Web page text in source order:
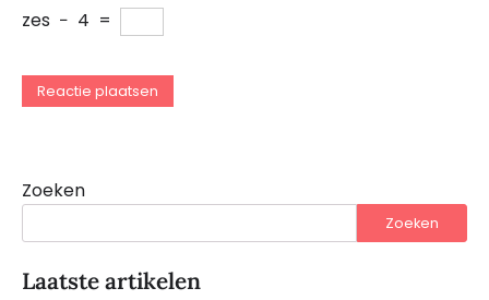
zes − 4 =
Zoeken
Zoeken
Laatste artikelen